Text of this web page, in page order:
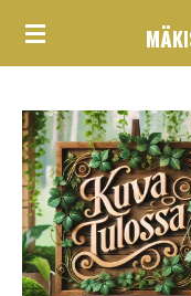
Siirry